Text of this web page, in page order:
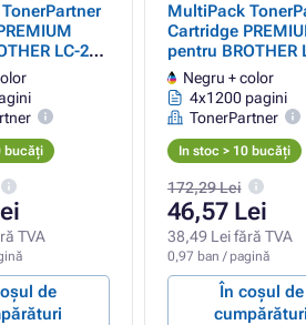
LC-223
black +
+ color)
bucăți
TVA
de
MultiPack
Cartridge
pentru BROTHER
227-XL, LC-225-XL
(LC227XLBK,
LC225XLM,
black + color
color)
Negru + color
4x1200 pagini
TonerPartner
In stoc > 10 bucăți
172,29 Lei
46,57 Lei
38,49 Lei fără TVA
0,97 ban / pagină
În coșul de